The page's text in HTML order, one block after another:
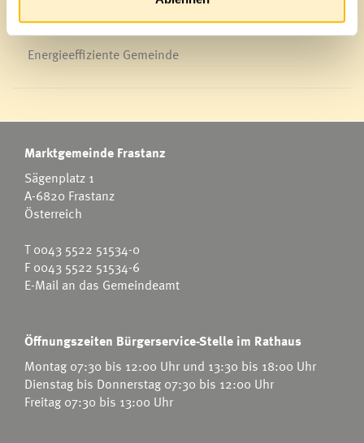
Energieeffiziente Gemeinde
Marktgemeinde Frastanz
Sägenplatz 1
A-6820 Frastanz
Österreich
T0043 5522 51534-0
F 0043 5522 51534-6
E-Mail an das Gemeindeamt
Öffnungszeiten Bürgerservice-Stelle im Rathaus
Montag 07:30 bis 12:00 Uhr und 13:30 bis 18:00 Uhr
Dienstag bis Donnerstag 07:30 bis 12:00 Uhr
Freitag 07:30 bis 13:00 Uhr